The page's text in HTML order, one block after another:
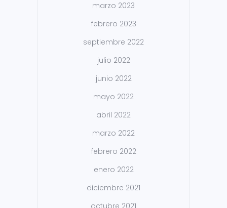
marzo 2023
febrero 2023
septiembre 2022
julio 2022
junio 2022
mayo 2022
abril 2022
marzo 2022
febrero 2022
enero 2022
diciembre 2021